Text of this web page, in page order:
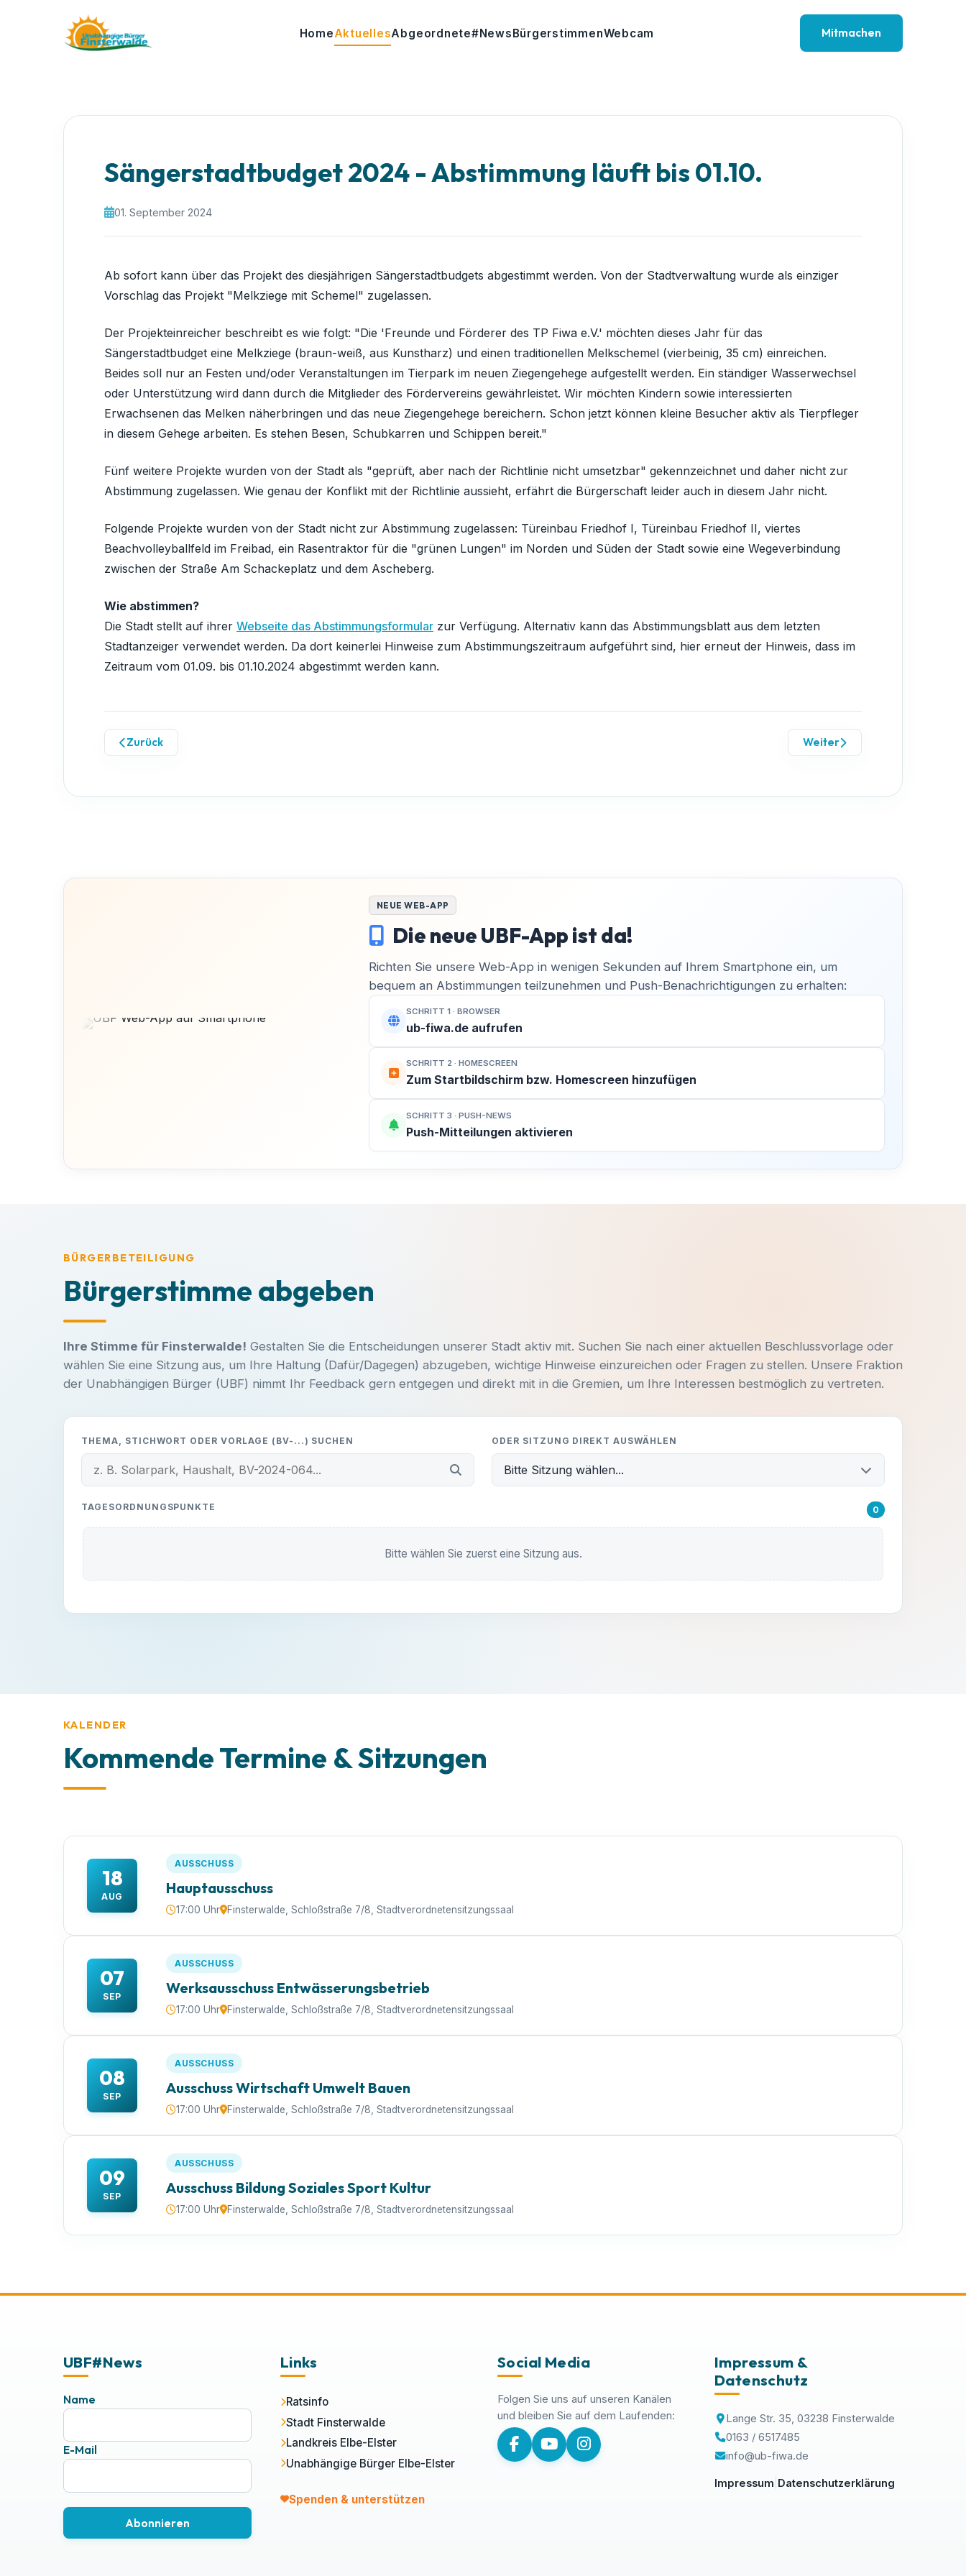
HomeAktuellesAbgeordnete#NewsBürgerstimmenWebcam Mitmachen
Sängerstadtbudget 2024 - Abstimmung läuft bis 01.10.
01. September 2024
Ab sofort kann über das Projekt des diesjährigen Sängerstadtbudgets abgestimmt werden. Von der Stadtverwaltung wurde als einziger
Vorschlag das Projekt "Melkziege mit Schemel" zugelassen.
Der Projekteinreicher beschreibt es wie folgt: "Die 'Freunde und Förderer des TP Fiwa e.V.' möchten dieses Jahr für das
Sängerstadtbudget eine Melkziege (braun-weiß, aus Kunstharz) und einen traditionellen Melkschemel (vierbeinig, 35 cm) einreichen.
Beides soll nur an Festen und/oder Veranstaltungen im Tierpark im neuen Ziegengehege aufgestellt werden. Ein ständiger Wasserwechsel
oder Unterstützung wird dann durch die Mitglieder des Fördervereins gewährleistet. Wir möchten Kindern sowie interessierten
Erwachsenen das Melken näherbringen und das neue Ziegengehege bereichern. Schon jetzt können kleine Besucher aktiv als Tierpfleger
in diesem Gehege arbeiten. Es stehen Besen, Schubkarren und Schippen bereit."
Fünf weitere Projekte wurden von der Stadt als "geprüft, aber nach der Richtlinie nicht umsetzbar" gekennzeichnet und daher nicht zur
Abstimmung zugelassen. Wie genau der Konflikt mit der Richtlinie aussieht, erfährt die Bürgerschaft leider auch in diesem Jahr nicht.
Folgende Projekte wurden von der Stadt nicht zur Abstimmung zugelassen: Türeinbau Friedhof I, Türeinbau Friedhof II, viertes
Beachvolleyballfeld im Freibad, ein Rasentraktor für die "grünen Lungen" im Norden und Süden der Stadt sowie eine Wegeverbindung
zwischen der Straße Am Schackeplatz und dem Ascheberg.
Wie abstimmen?
Die Stadt stellt auf ihrer Webseite das Abstimmungsformular zur Verfügung. Alternativ kann das Abstimmungsblatt aus dem letzten
Stadtanzeiger verwendet werden. Da dort keinerlei Hinweise zum Abstimmungszeitraum aufgeführt sind, hier erneut der Hinweis, dass im
Zeitraum vom 01.09. bis 01.10.2024 abgestimmt werden kann.
Zurück Weiter
NEUE WEB-APP
Die neue UBF-App ist da!
Richten Sie unsere Web-App in wenigen Sekunden auf Ihrem Smartphone ein, um
bequem an Abstimmungen teilzunehmen und Push-Benachrichtigungen zu erhalten:
SCHRITT 1 · BROWSER
ub-fiwa.de aufrufen
SCHRITT 2 · HOMESCREEN
Zum Startbildschirm bzw. Homescreen hinzufügen
SCHRITT 3 · PUSH-NEWS
Push-Mitteilungen aktivieren
BÜRGERBETEILIGUNG
Bürgerstimme abgeben
Ihre Stimme für Finsterwalde! Gestalten Sie die Entscheidungen unserer Stadt aktiv mit. Suchen Sie nach einer aktuellen Beschlussvorlage oder
wählen Sie eine Sitzung aus, um Ihre Haltung (Dafür/Dagegen) abzugeben, wichtige Hinweise einzureichen oder Fragen zu stellen. Unsere Fraktion
der Unabhängigen Bürger (UBF) nimmt Ihr Feedback gern entgegen und direkt mit in die Gremien, um Ihre Interessen bestmöglich zu vertreten.
THEMA, STICHWORT ODER VORLAGE (BV-...) SUCHEN ODER SITZUNG DIREKT AUSWÄHLEN
Bitte Sitzung wählen...
TAGESORDNUNGSPUNKTE 0
Bitte wählen Sie zuerst eine Sitzung aus.
KALENDER
Kommende Termine & Sitzungen
18
AUG
AUSSCHUSS
Hauptausschuss
17:00 Uhr Finsterwalde, Schloßstraße 7/8, Stadtverordnetensitzungssaal
07
SEP
AUSSCHUSS
Werksausschuss Entwässerungsbetrieb
17:00 Uhr Finsterwalde, Schloßstraße 7/8, Stadtverordnetensitzungssaal
08
SEP
AUSSCHUSS
Ausschuss Wirtschaft Umwelt Bauen
17:00 Uhr Finsterwalde, Schloßstraße 7/8, Stadtverordnetensitzungssaal
09
SEP
AUSSCHUSS
Ausschuss Bildung Soziales Sport Kultur
17:00 Uhr Finsterwalde, Schloßstraße 7/8, Stadtverordnetensitzungssaal
DATUM
ORT
-
Beschreibung:
-
UBF#News
Name
E-Mail
Abonnieren
Links
Ratsinfo
Stadt Finsterwalde
Landkreis Elbe-Elster
Unabhängige Bürger Elbe-Elster
Spenden & unterstützen
Social Media
Folgen Sie uns auf unseren Kanälen
und bleiben Sie auf dem Laufenden:
Impressum &
Datenschutz
Lange Str. 35, 03238 Finsterwalde
0163 / 6517485
info@ub-fiwa.de
Impressum Datenschutzerklärung
Finsterwalde aktiv mitgestalten!
Egal ob du dich aktiv einbringen möchtest, Fragen zu
unseren Themen hast oder einfach nur ein lokales
Problem melden willst – melde dich unkompliziert bei
E-MAIL SCHREIBEN:
info@ub-fiwa.de